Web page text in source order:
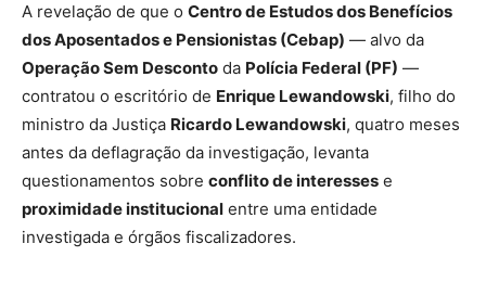
A revelação de que o Centro de Estudos dos Benefícios
dos Aposentados e Pensionistas (Cebap) — alvo da
Operação Sem Desconto da Polícia Federal (PF) —
contratou o escritório de Enrique Lewandowski, filho do
ministro da Justiça Ricardo Lewandowski, quatro meses
antes da deflagração da investigação, levanta
questionamentos sobre conflito de interesses e
proximidade institucional entre uma entidade
investigada e órgãos fiscalizadores.